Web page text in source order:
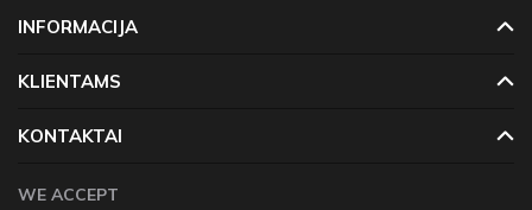
didesnis neu 60 Eur, taikomas nemokamas pristatymas!
INFORMACIJA
KLIENTAMS
KONTAKTAI
WE ACCEPT